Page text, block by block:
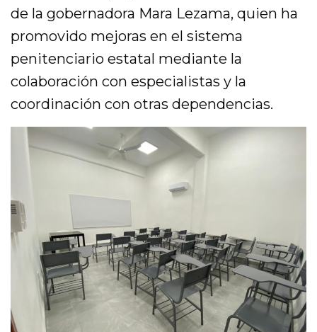
de la gobernadora Mara Lezama, quien ha
promovido mejoras en el sistema
penitenciario estatal mediante la
colaboración con especialistas y la
coordinación con otras dependencias.